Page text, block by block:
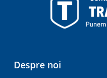
Despre noi